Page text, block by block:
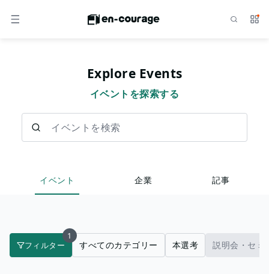
メニュー サ
Explore Events
イベントを探索する
イベント 企業 記事
フィルター
1
すべてのカテゴリー 本選考 説明会・セミ